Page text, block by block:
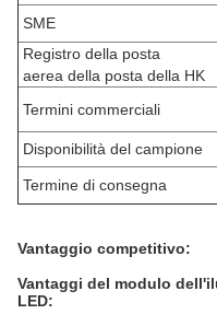
SME
Registro della posta
aerea della posta della HK
Termini commerciali
Disponibilità del campione
Termine di consegna
Vantaggio competitivo:
Vantaggi del modulo
LED: